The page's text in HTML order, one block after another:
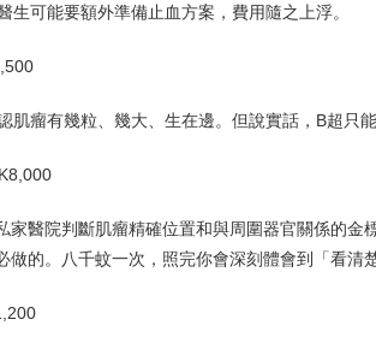
可能要額外準備止血方案，費用隨之上浮。
肌瘤有幾粒、幾大、生在邊。但說實話，B超只
家醫院判斷肌瘤精確位置和與周圍器官關係的金
的。八千蚊一次，照完你會深刻體會到「看清